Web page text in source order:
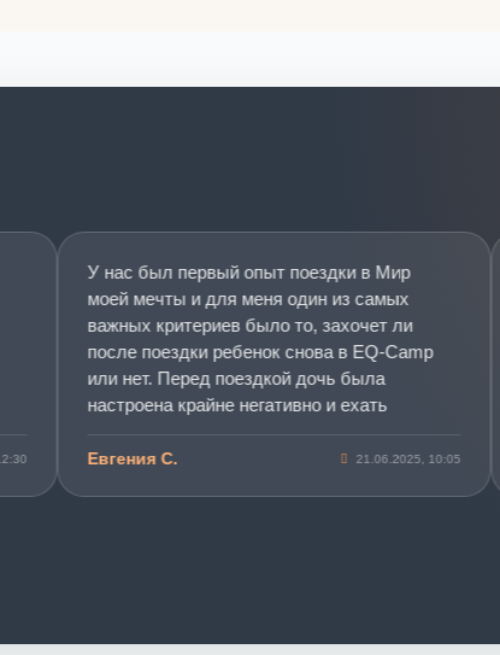
У нас был первый опыт поездки в Мир
моей мечты и для меня один из самых
важных критериев было то, захочет ли
после поездки ребенок снова в EQ-Camp
или нет. Перед поездкой дочь была
настроена крайне негативно и ехать
отказывалась. Но по приезду со смены
побежала со всеми обниматься и в захлеб
рассказывала как ей было круто и как все
Мир моей мечты еще. Спасибо вам за ваш
Евгения С. 21.06.2025, 10:05